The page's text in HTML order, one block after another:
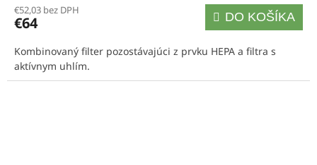
M
€52,03 bez DPH
€64 DO KOŠÍKA
Kombinovaný filter pozostávajúci z prvku HEPA a filtra s
aktívnym uhlím.